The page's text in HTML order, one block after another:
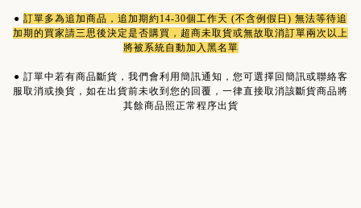
● 訂單多為追加商品 ，追加期約14-30個工作天 (不含例假日) 無法等待追
加期的買家請三思後決定是否購買，超商未取貨或無故取消訂單兩次以上
將被系統自動加入黑名單
● 訂單中若有商品斷貨，我們會利用簡訊通知，您可選擇回簡訊或聯絡客
服取消或換貨，如在出貨前未收到您的回覆，一律直接取消該斷貨商品將
其餘商品照正常程序出貨